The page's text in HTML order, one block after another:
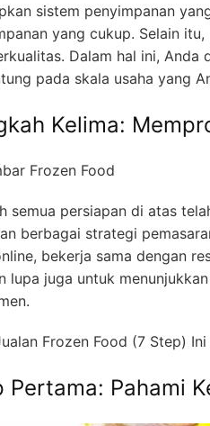
sistem penyimpanan
yang cukup. Selain
Dalam hal ini,
pada skala usaha yang
Kelima:
semua persiapan di atas
berbagai strategi
bekerja sama dengan
lupa juga untuk
Frozen Food (7 Step)
Pertama: Pahami